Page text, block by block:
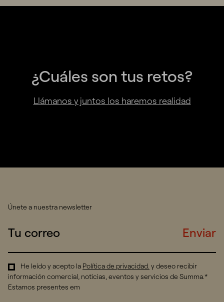
¿Cuáles son tus retos?
Llámanos y juntos los haremos realidad
Únete a nuestra newsletter
Enviar
He leído y acepto la Política de privacidad. y deseo recibir
información comercial, noticias, eventos y servicios de Summa.*
Estamos presentes em